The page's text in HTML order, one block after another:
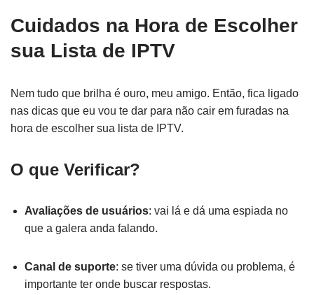
Cuidados na Hora de Escolher
sua Lista de IPTV
Nem tudo que brilha é ouro, meu amigo. Então, fica ligado
nas dicas que eu vou te dar para não cair em furadas na
hora de escolher sua lista de IPTV.
O que Verificar?
Avaliações de usuários: vai lá e dá uma espiada no
que a galera anda falando.
Canal de suporte: se tiver uma dúvida ou problema, é
importante ter onde buscar respostas.